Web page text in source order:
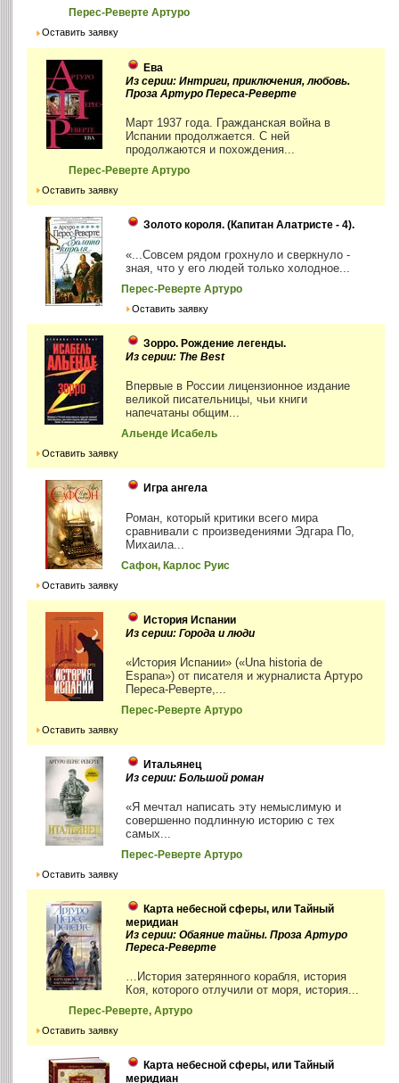
Перес-Реверте Артуро
Оставить заявку
Ева
Из серии: Интриги, приключения, любовь.
Проза Артуро Переса-Реверте
Март 1937 года. Гражданская война в
Испании продолжается. С ней
продолжаются и похождения...
Перес-Реверте Артуро
Оставить заявку
Золото короля. (Капитан Алатристе - 4).
«...Совсем рядом грохнуло и сверкнуло -
зная, что у его людей только холодное...
Перес-Реверте Артуро
Оставить заявку
Зорро. Рождение легенды.
Из серии: The Best
Впервые в России лицензионное издание
великой писательницы, чьи книги
напечатаны общим...
Альенде Исабель
Оставить заявку
Игра ангела
Роман, который критики всего мира
сравнивали с произведениями Эдгара По,
Михаила...
Сафон, Карлос Руис
Оставить заявку
История Испании
Из серии: Города и люди
«История Испании» («Una historia de
Espana») от писателя и журналиста Артуро
Переса-Реверте,...
Перес-Реверте Артуро
Оставить заявку
Итальянец
Из серии: Большой роман
«Я мечтал написать эту немыслимую и
совершенно подлинную историю с тех
самых...
Перес-Реверте Артуро
Оставить заявку
Карта небесной сферы, или Тайный
меридиан
Из серии: Обаяние тайны. Проза Артуро
Переса-Реверте
…История затерянного корабля, история
Коя, которого отлучили от моря, история...
Перес-Реверте, Артуро
Оставить заявку
Карта небесной сферы, или Тайный
меридиан